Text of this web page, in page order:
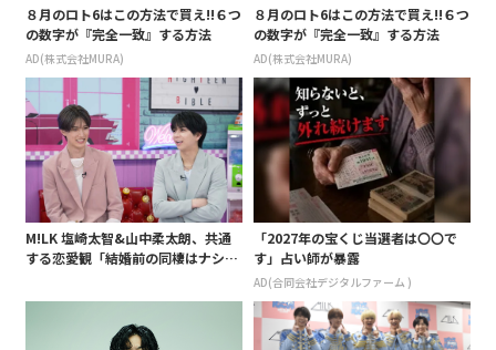
８月のロト6はこの方法で買え!!６つ
の数字が『完全一致』する方法
AD(株式会社MURA)
８月のロト6はこの方法で買え!!６つ
の数字が『完全一致』する方法
AD(株式会社MURA)
M!LK 塩崎太智&山中柔太朗、共通
する恋愛観「結婚前の同棲はナシ」
「2027年の宝くじ当選者は〇〇で
す」占い師が暴露
AD(合同会社デジタルファーム )